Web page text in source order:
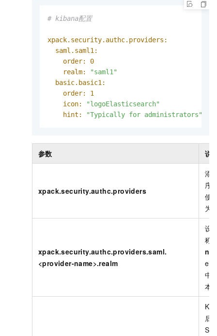
# kibana配置
xpack.security.authc.providers:
saml.saml1:
order:
0
realm:
"saml1"
basic.basic1:
order:
1
icon:
"logoElasticsearch"
hint:
"Typically for administrators"
参数 说
xpack.security.authc.providers
添
序
使
为
xpack.security.authc.providers.saml.
<provider-name>.realm
设
称
中
本
后